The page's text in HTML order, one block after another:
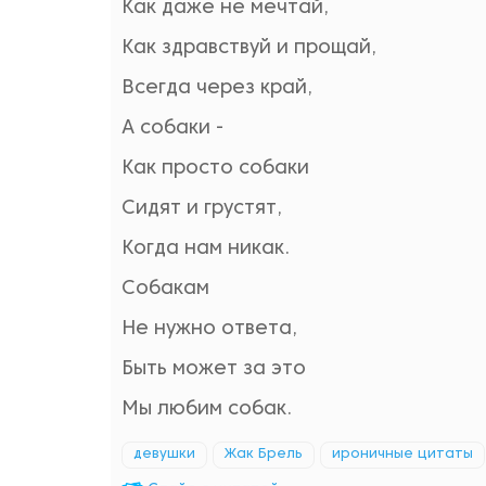
Как даже не мечтай,
Как здравствуй и прощай,
Всегда через край,
А собаки -
Как просто собаки
Сидят и грустят,
Когда нам никак.
Собакам
Не нужно ответа,
Быть может за это
Мы любим собак.
девушки Жак Брель ироничные цитаты